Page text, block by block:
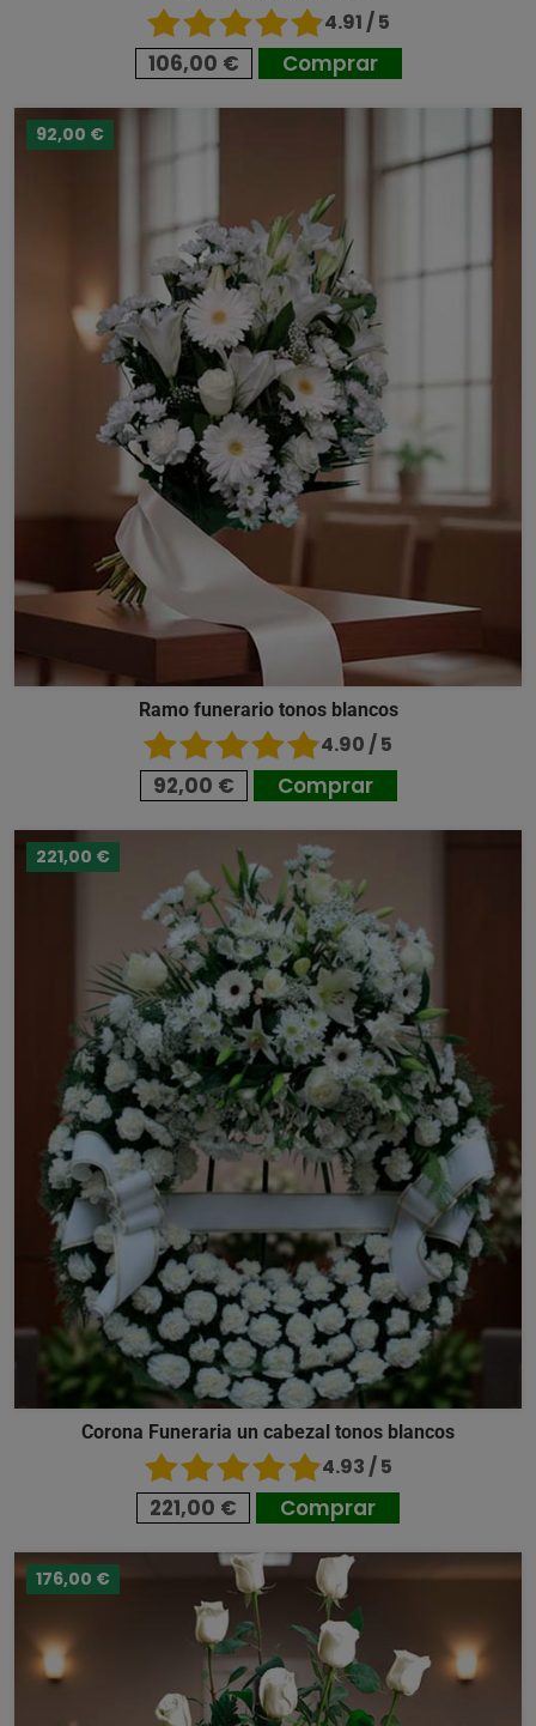
4.91 / 5
106,00 € Comprar
92,00 €
Ramo funerario tonos blancos
4.90 / 5
92,00 € Comprar
221,00 €
Corona Funeraria un cabezal tonos blancos
4.93 / 5
221,00 € Comprar
176,00 €